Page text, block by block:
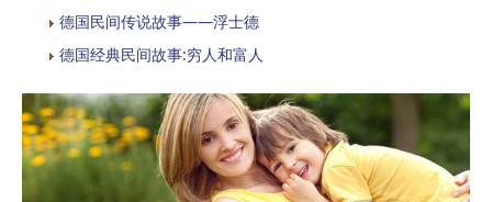
德国民间传说故事——浮士德
德国经典民间故事:穷人和富人